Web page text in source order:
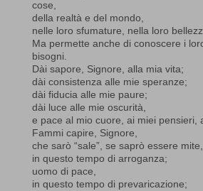
cose,
della realtà e del mondo,
nelle loro sfumature, nella loro
Ma permette anche di conoscere i
bisogni.
Dài sapore, Signore, alla mia vita;
dài consistenza alle mie speranze;
dài fiducia alle mie paure;
dài luce alle mie oscurità,
e pace al mio cuore, ai miei pensieri,
Fammi capire, Signore,
che sarò “sale”, se saprò essere mite,
in questo tempo di arroganza;
uomo di pace,
in questo tempo di prevaricazione;